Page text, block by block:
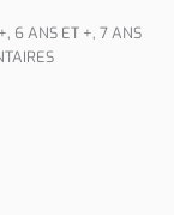
, 6 ANS ET +, 7 ANS